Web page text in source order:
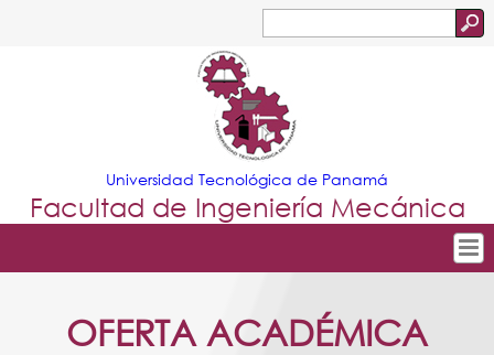
Jump to navigation
de
búsqueda
Universidad Tecnológica de Panamá
Facultad de Ingeniería Mecánica
Nuestra Facultad
OFERTA ACADÉMICA